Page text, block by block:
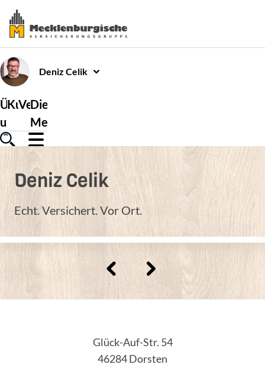
Deniz Celik
Über
uns
Kundenservice
Versicherungen
Die
Mecklenburgische
DenizCelik
Echt. Versichert. Vor Ort.
Glück-Auf-Str. 54
46284Dorsten